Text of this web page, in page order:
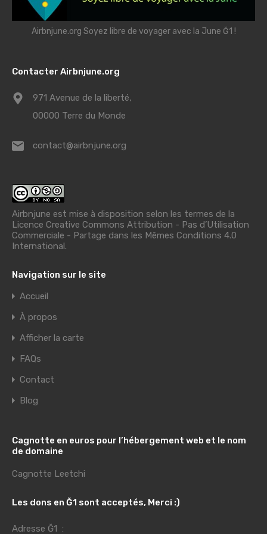
Airbnjune.org Soyez libre de voyager avec la June Ğ1 !
Contacter Airbnjune.org
971 Avenue de la liberté,
00000 Terre du Monde
contact@airbnjune.org
Airbnjune est mise à disposition selon les termes de la
Licence Creative Commons Attribution - Pas d’Utilisation
Commerciale - Partage dans les Mêmes Conditions 4.0
International.
Navigation sur le site
Accueil
À propos
Afficher la carte
FAQs
Contact
Blog
Cagnotte en euros pour l’hébergement web et le nom
de domaine
Cagnotte Leetchi
Les dons en Ğ1 sont acceptés, Merci :)
Adresse Ğ1 :